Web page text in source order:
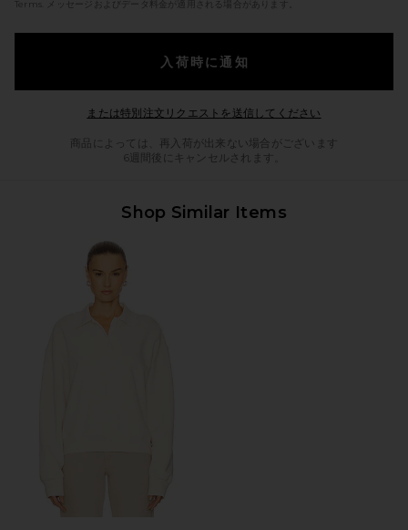
Terms
. メッセージおよびデータ料金が適用される場合があります。
入荷時に通知
または特別注文リクエストを送信してください
商品によっては、再入荷が出来ない場合がございます
6週間後にキャンセルされます。
Shop Similar Items